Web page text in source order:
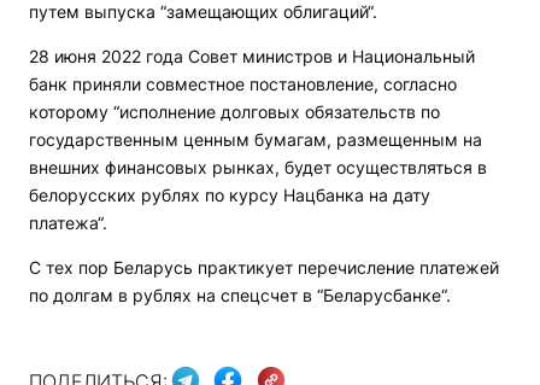
путем выпуска “замещающих облигаций“.
28 июня 2022 года Совет министров и Национальный
банк приняли совместное постановление, согласно
которому “исполнение долговых обязательств по
государственным ценным бумагам, размещенным на
внешних финансовых рынках, будет осуществляться в
белорусских рублях по курсу Нацбанка на дату
платежа“.
С тех пор Беларусь практикует перечисление платежей
по долгам в рублях на спецсчет в “Беларусбанке“.